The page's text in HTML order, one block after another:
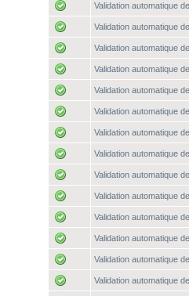
Validation automatique
Validation automatique
Validation automatique
Validation automatique
Validation automatique
Validation automatique
Validation automatique
Validation automatique
Validation automatique
Validation automatique
Validation automatique
Validation automatique
Validation automatique
Validation automatique